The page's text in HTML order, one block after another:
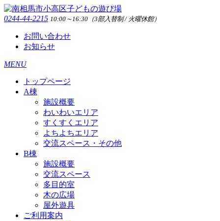
0244-44-2215 10:00～16:30（3部入替制 / 火曜休館）
お問い合わせ
お知らせ
MENU
トップページ
A棟
施設概要
わいわいエリア
すくすくエリア
よちよちエリア
交流スペース・その他
B棟
施設概要
交流スペース
多目的室
木の広場
屋外遊具
ご利用案内